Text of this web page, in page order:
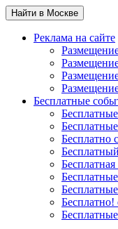
Найти в Москве
Реклама на сайте
Бесплатные
Бесплатно